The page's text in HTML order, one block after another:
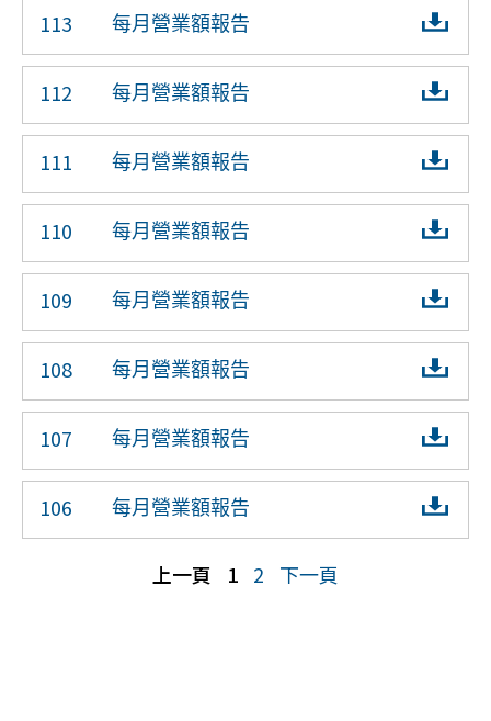
113 每月營業額報告
112 每月營業額報告
111 每月營業額報告
110 每月營業額報告
109 每月營業額報告
108 每月營業額報告
107 每月營業額報告
106 每月營業額報告
上一頁 1 2 下一頁